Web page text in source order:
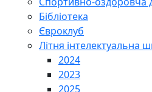
Бібліотека
Євроклуб
Літня інтелектуальна
2024
2023
2025